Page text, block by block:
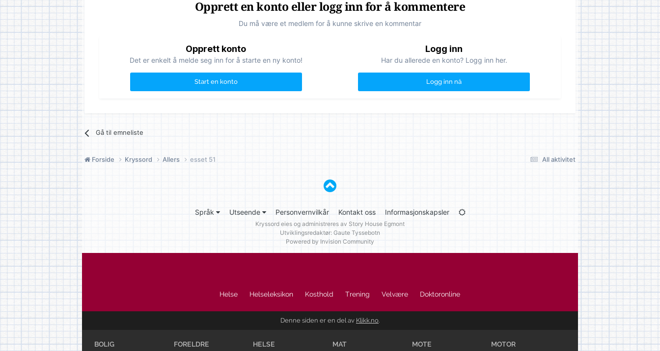
Opprett en konto eller logg inn for å kommentere
Du må være et medlem for å kunne skrive en kommentar
Opprett konto
Det er enkelt å melde seg inn for å starte en ny konto!
Start en konto
Logg inn
Har du allerede en konto? Logg inn her.
Logg inn nå
Gå til emneliste
All aktivitet
Forside Kryssord Allers esset 51
Språk Utseende Personvernvilkår Kontakt oss Informasjonskapsler
Kryssord eies og administreres av Story House Egmont
Utviklingsredaktør: Gaute Tyssebotn
Powered by Invision Community
Helse Helseleksikon Kosthold Trening Velvære Doktoronline
Denne siden er en del av Klikk.no.
BOLIG FORELDRE HELSE MAT MOTE MOTOR